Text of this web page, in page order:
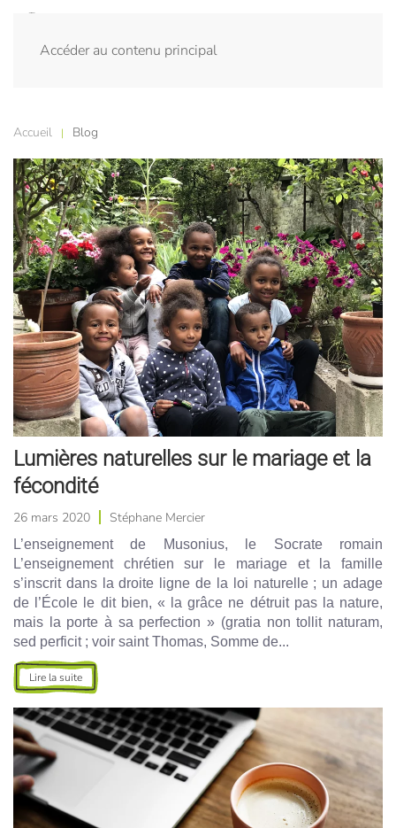
Accéder au contenu principal
Accueil Blog
Lumières naturelles sur le mariage et la
fécondité
26 mars 2020 Stéphane Mercier
L’enseignement de Musonius, le Socrate romain
L’enseignement chrétien sur le mariage et la famille
s’inscrit dans la droite ligne de la loi naturelle ; un adage
de l’École le dit bien, « la grâce ne détruit pas la nature,
mais la porte à sa perfection » (gratia non tollit naturam,
sed perficit ; voir saint Thomas, Somme de...
Lire la suite